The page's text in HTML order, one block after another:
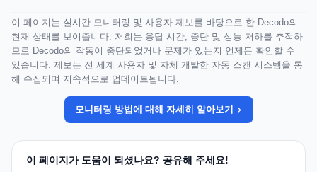
이 페이지는 실시간 모니터링 및 사용자 제보를 바탕으로 한 Decodo의
현재 상태를 보여줍니다. 저희는 응답 시간, 중단 및 성능 저하를 추적하
므로 Decodo의 작동이 중단되었거나 문제가 있는지 언제든 확인할 수
있습니다. 제보는 전 세계 사용자 및 자체 개발한 자동 스캔 시스템을 통
해 수집되며 지속적으로 업데이트됩니다.
모니터링 방법에 대해 자세히 알아보기
이 페이지가 도움이 되셨나요? 공유해 주세요!